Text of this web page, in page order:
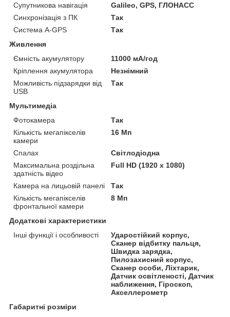
Супутникова навігація
Galileo, GPS, ГЛОНАСС
Синхронізація з ПК
Так
Система A-GPS
Так
Живлення
Ємність акумулятору
11000 мА/год
Кріплення акумулятора
Незнімний
Можливість підзарядки від
USB
Так
Мультимедіа
Фотокамера
Так
Кількість мегапікселів
камери
16 Мп
Спалах
Світлодіодна
Максимальна роздільна
здатність відео
Full HD (1920 x 1080)
Камера на лицьовій панелі
Так
Кількість мегапікселів
фронтальної камери
8 Мп
Додаткові характеристики
Інші функції і особливості
Ударостійкий корпус,
Сканер відбитку пальця,
Швидка зарядка,
Пилозахисний корпус,
Сканер особи, Ліхтарик,
Датчик освітленості, Датчик
наближення, Гіроскоп,
Акселлерометр
Габаритні розміри